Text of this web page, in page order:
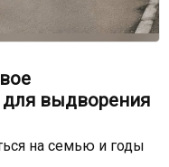
выдворения
на семью и годы